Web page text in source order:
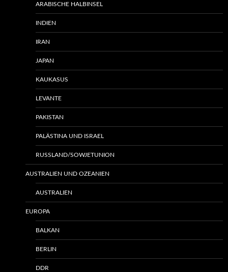
ARABISCHE HALBINSEL
INDIEN
IRAN
JAPAN
KAUKASUS
LEVANTE
PAKISTAN
PALÄSTINA UND ISRAEL
RUSSLAND/SOWJETUNION
AUSTRALIEN UND OZEANIEN
AUSTRALIEN
EUROPA
BALKAN
BERLIN
DDR